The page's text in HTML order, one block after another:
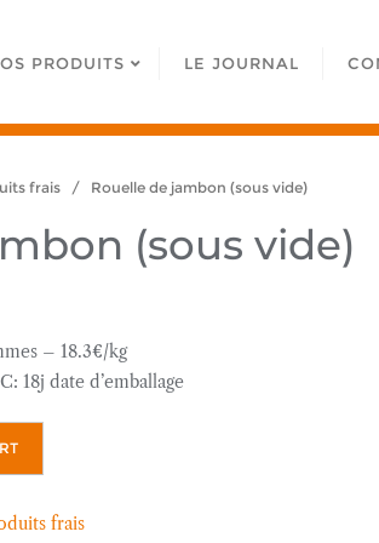
PRODUITS LE JOURNAL
frais / Rouelle de jambon (sous vide)
(sous vide)
– 18.3€/kg
18j date d’emballage
frais